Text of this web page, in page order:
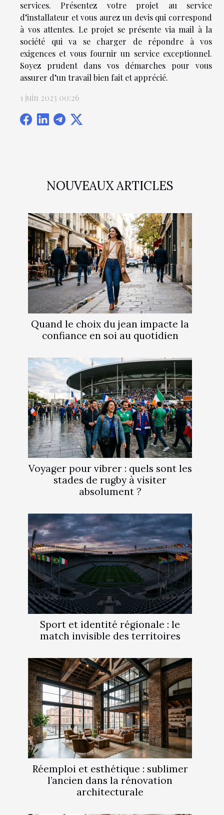
NOUVEAUX ARTICLES
Quand le choix du jean impacte la
confiance en soi au quotidien
Voyager pour vibrer : quels sont les
stades de rugby à visiter
absolument ?
Sport et identité régionale : le
match invisible des territoires
Réemploi et esthétique : sublimer
l’ancien dans la rénovation
architecturale
services. Présentez votre projet au service
d’installateur et vous aurez un devis qui correspond
à vos attentes. Le projet se présente via mail à la
société qui va se charger de répondre à vos
exigences et vous fournir un service exceptionnel.
Soyez prudent dans vos démarches pour vous
assurer d’un travail bien fait et apprécié.
1 juin 2023 00:26